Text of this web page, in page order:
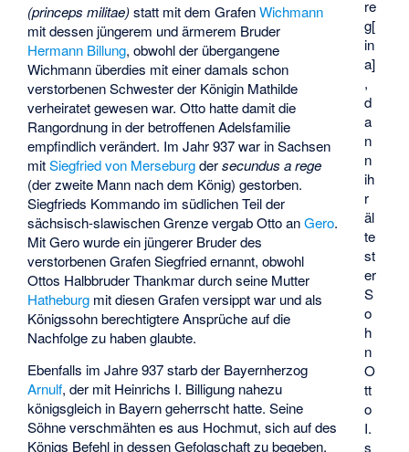
re
g[
in
a]
,
d
a
n
n
ih
r
äl
te
st
er
S
o
h
n
O
tt
o
I.
s
(princeps militae)statt mit dem GrafenWichmann
mit dessen jüngerem und ärmerem Bruder
Hermann Billung, obwohl der übergangene
Wichmann überdies mit einer damals schon
verstorbenen Schwester der Königin Mathilde
verheiratet gewesen war. Otto hatte damit die
Rangordnung in der betroffenen Adelsfamilie
empfindlich verändert. Im Jahr 937 war in Sachsen
mitSiegfried von Merseburgdersecundus a rege
(der zweite Mann nach dem König) gestorben.
Siegfrieds Kommando im südlichen Teil der
sächsisch-slawischen Grenze vergab Otto anGero.
Mit Gero wurde ein jüngerer Bruder des
verstorbenen Grafen Siegfried ernannt, obwohl
Ottos Halbbruder Thankmar durch seine Mutter
Hatheburg mit diesen Grafen versippt war und als
Königssohn berechtigtere Ansprüche auf die
Nachfolge zu haben glaubte.
Ebenfalls im Jahre 937 starb der Bayernherzog
Arnulf, der mit Heinrichs I. Billigung nahezu
königsgleich in Bayern geherrscht hatte. Seine
Söhne verschmähten es aus Hochmut, sich auf des
Königs Befehl in dessen Gefolgschaft zu begeben,